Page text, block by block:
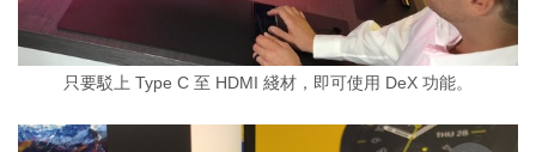
只要駁上 Type C 至 HDMI 綫材，即可使用 DeX 功能。